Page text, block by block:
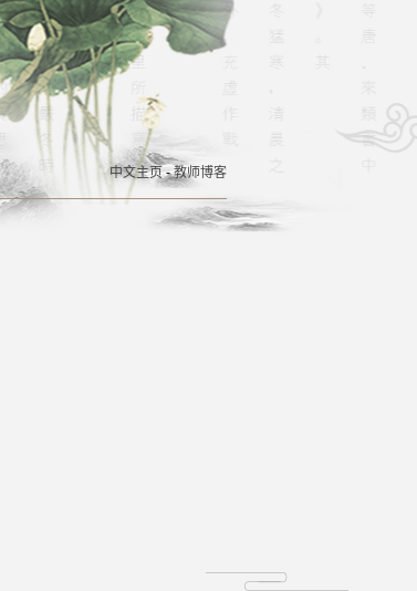
中文主页-教师博客